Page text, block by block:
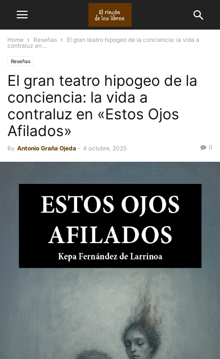
Home Reseñas
El gran teatro hipogeo de la conciencia: la vida a
contraluz en...
Reseñas
El gran teatro hipogeo de la
conciencia: la vida a
contraluz en «Estos Ojos
Afilados»
By Antonio Graña Ojeda - 4 octubre, 2025 0